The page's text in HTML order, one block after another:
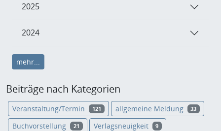
2025
2024
mehr...
Beiträge nach Kategorien
Veranstaltung/Termin 121 allgemeine Meldung 33
Buchvorstellung 21 Verlagsneuigkeit 9